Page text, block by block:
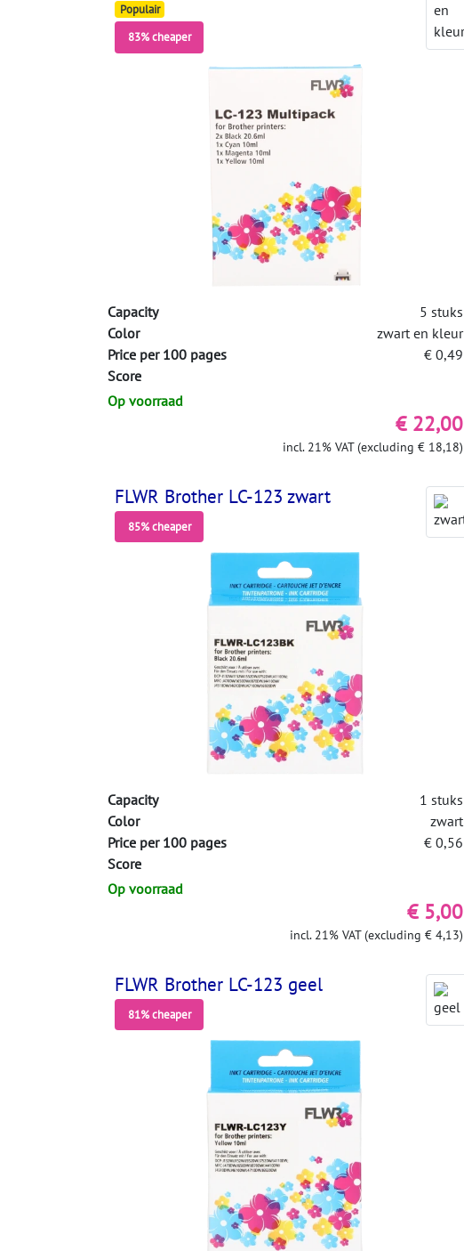
Populair
83% cheaper
Capacity
5 stuks
Color
zwart en kleur
Price per 100 pages
€ 0,49
Score
Op voorraad
€ 22,00
incl. 21% VAT (excluding € 18,18)
FLWR Brother LC-123 zwart
85% cheaper
Capacity
1 stuks
Color
zwart
Price per 100 pages
€ 0,56
Score
Op voorraad
€ 5,00
incl. 21% VAT (excluding € 4,13)
FLWR Brother LC-123 geel
81% cheaper